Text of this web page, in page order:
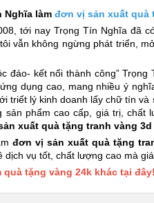
Nghĩa làm đơn vị sản xuất quà
tới nay Trọng Tín Nghĩa đã
vẫn không ngừng phát triển,
đáo- kết nối thành công”
dụng cao, mang nhiều ý
triết lý kinh doanh lấy chữ tín
sản phẩm cao cấp, giá trị, chất
xuất quà tặng tranh vàng
đơn vị sản xuất quà tặng
dịch vụ tốt, chất lượng cao mà
quà tặng vàng 24k khác tại đây!